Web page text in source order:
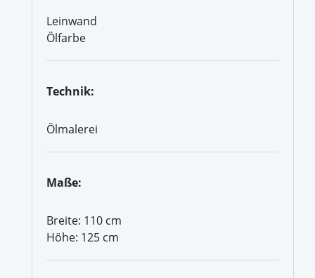
Leinwand
Ölfarbe
Technik:
Ölmalerei
Maße:
Breite: 110 cm
Höhe: 125 cm